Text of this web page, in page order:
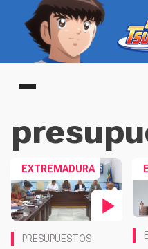
Main menu
EXTREMADURA
PRESUPUESTOS